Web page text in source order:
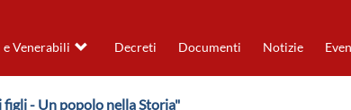
e Venerabili Decreti Documenti Notizie
figli - Un popolo nella Storia"